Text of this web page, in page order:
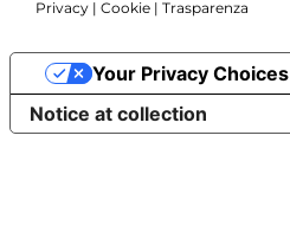
Privacy | Cookie | Trasparenza
Notice at collection
Your Privacy Choices